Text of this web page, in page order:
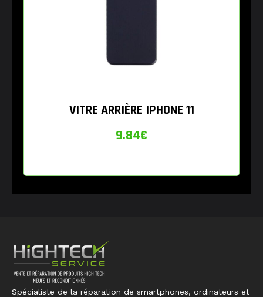
VITRE ARRIÈRE IPHONE 11
9.84€
Spécialiste de la réparation de smartphones, ordinateurs et